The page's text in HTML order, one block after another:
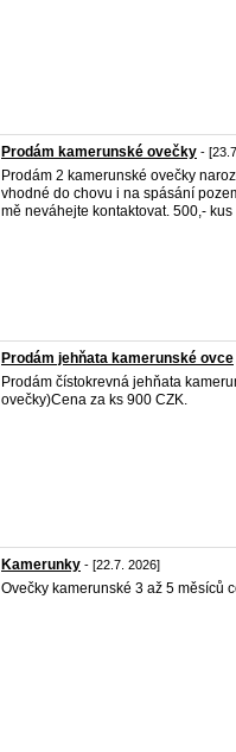
Prodám kamerunské ovečky -
Prodám 2 kamerunské ovečky
vhodné do chovu i na spásání
mě neváhejte kontaktovat. 500,- kus
Prodám jehňata kamerunské ovce
Prodám čístokrevná jehňata
ovečky)Cena za ks 900 CZK.
Kamerunky - [22.7. 2026]
Ovečky kamerunské 3 až 5 měsíců